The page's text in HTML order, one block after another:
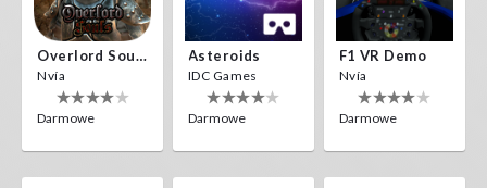
Overlord Souls
Nvía
Darmowe
Asteroids
IDC Games
Darmowe
F1 VR Demo
Nvía
Darmowe